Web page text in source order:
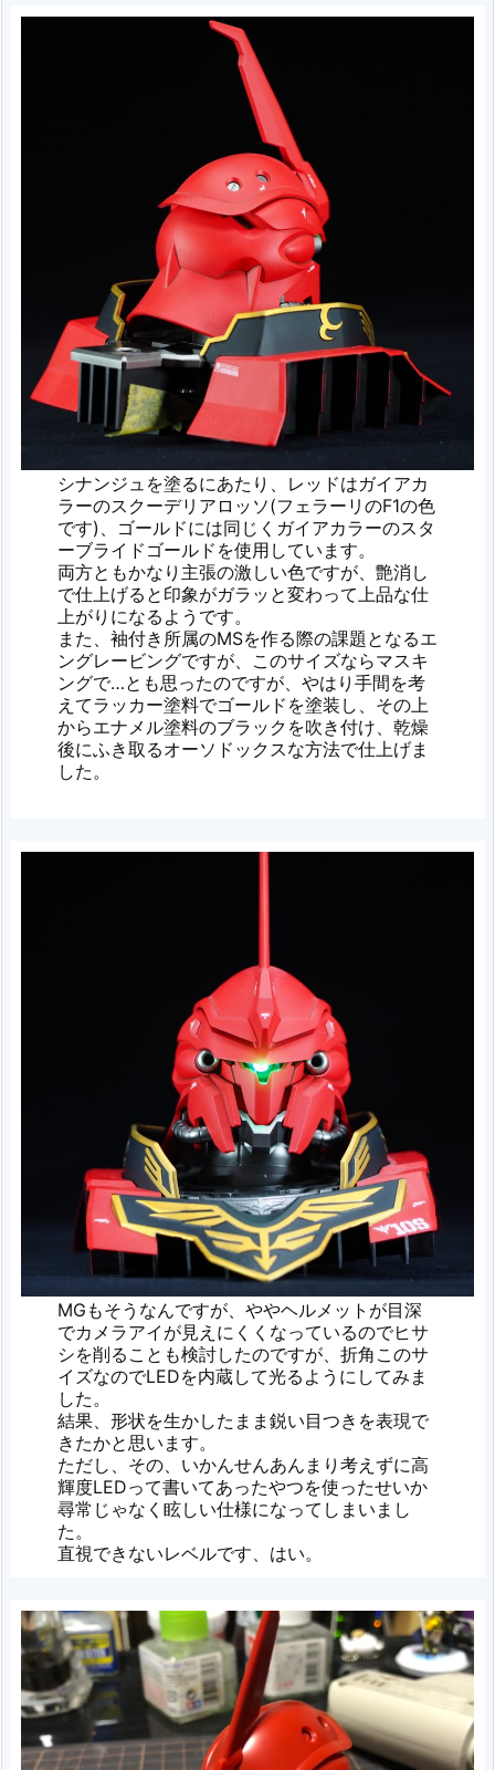
シナンジュを塗るにあたり、レッドはガイアカ
ラーのスクーデリアロッソ(フェラーリのF1の色
です)、ゴールドには同じくガイアカラーのスタ
ーブライドゴールドを使用しています。
両方ともかなり主張の激しい色ですが、艶消し
で仕上げると印象がガラッと変わって上品な仕
上がりになるようです。
また、袖付き所属のMSを作る際の課題となるエ
ングレービングですが、このサイズならマスキ
ングで…とも思ったのですが、やはり手間を考
えてラッカー塗料でゴールドを塗装し、その上
からエナメル塗料のブラックを吹き付け、乾燥
後にふき取るオーソドックスな方法で仕上げま
した。
MGもそうなんですが、ややヘルメットが目深
でカメラアイが見えにくくなっているのでヒサ
シを削ることも検討したのですが、折角このサ
イズなのでLEDを内蔵して光るようにしてみま
した。
結果、形状を生かしたまま鋭い目つきを表現で
きたかと思います。
ただし、その、いかんせんあんまり考えずに高
輝度LEDって書いてあったやつを使ったせいか
尋常じゃなく眩しい仕様になってしまいまし
た。
直視できないレベルです、はい。